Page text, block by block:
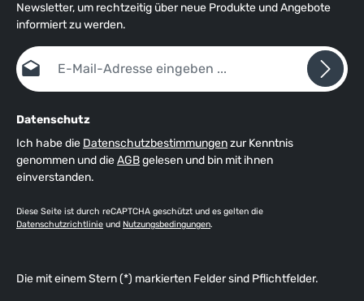
Newsletter, um rechtzeitig über neue Produkte und Angebote
informiert zu werden.
E-Mail-Adresse*
Datenschutz
Ich habe die Datenschutzbestimmungenzur Kenntnis
genommen und dieAGBgelesen und bin mit ihnen
einverstanden.
Diese Seite ist durch reCAPTCHA geschützt und es gelten die
Datenschutzrichtlinie und Nutzungsbedingungen.
Die mit einem Stern (*) markierten Felder sind Pflichtfelder.